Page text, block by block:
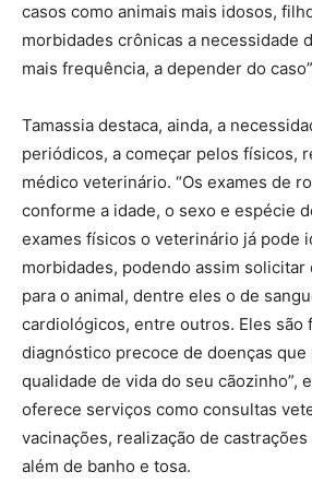
casos como animais mais idosos,
morbidades crônicas a necessidade
mais frequência, a depender do
Tamassia destaca, ainda, a
periódicos, a começar pelos físicos,
médico veterinário. “Os exames de
conforme a idade, o sexo e espécie
exames físicos o veterinário já pode
morbidades, podendo assim solicitar
para o animal, dentre eles o de
cardiológicos, entre outros. Eles são
diagnóstico precoce de doenças que
qualidade de vida do seu cãozinho”,
oferece serviços como consultas
vacinações, realização de
além de banho e tosa.